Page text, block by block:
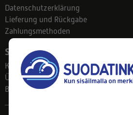
Datenschutzerklärung
Lieferung und Rückgabe
Zahlungsmethoden
Suodatinkeskus
Kontakt
Über uns
Blog